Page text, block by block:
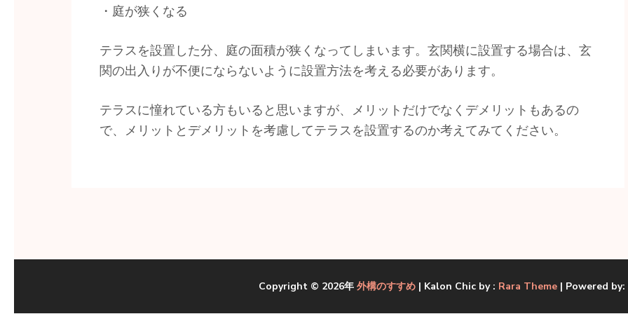
・庭が狭くなる
テラスを設置した分、庭の面積が狭くなってしまいます。玄関横に設置する場合は、玄
関の出入りが不便にならないように設置方法を考える必要があります。
テラスに憧れている方もいると思いますが、メリットだけでなくデメリットもあるの
で、メリットとデメリットを考慮してテラスを設置するのか考えてみてください。
Copyright © 2026年 外構のすすめ| Kalon Chic by : Rara Theme| Powered by: